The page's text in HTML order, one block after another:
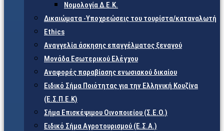
Νομολογία Δ.Ε.Κ.
Δικαιώματα -Υποχρεώσεις του τουρίστα/καταναλωτή
Ethics
Αναγγελία άσκησης επαγγέλματος ξεναγού
Μονάδα Εσωτερικού Ελέγχου
Αναφορές παραβίασης ενωσιακού δικαίου
Ειδικό Σήμα Ποιότητας για την Ελληνική Κουζίνα
(Ε.Σ.Π.Ε.Κ)
Σήμα Επισκέψιμου Οινοποιείου (Σ.Ε.Ο.)
Ειδικό Σήμα Αγροτουρισμού (Ε.Σ.Α.)